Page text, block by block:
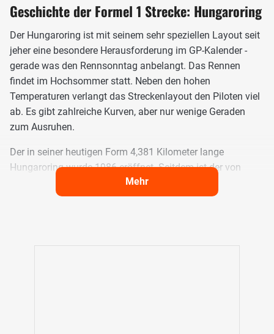
Geschichte der Formel 1 Strecke: Hungaroring
Der Hungaroring ist mit seinem sehr speziellen Layout seit
jeher eine besondere Herausforderung im GP-Kalender -
gerade was den Rennsonntag anbelangt. Das Rennen
findet im Hochsommer statt. Neben den hohen
Temperaturen verlangt das Streckenlayout den Piloten viel
ab. Es gibt zahlreiche Kurven, aber nur wenige Geraden
zum Ausruhen.
Der in seiner heutigen Form 4,381 Kilometer lange
Hungaroring wurde 1986 eröffnet. Seitdem ist der von
Istvan Papp konzipierte Kurs nordöstlich von Budapest ein
fester Bestandteil des Rennkalenders. Abgesehen von einer
Mehr